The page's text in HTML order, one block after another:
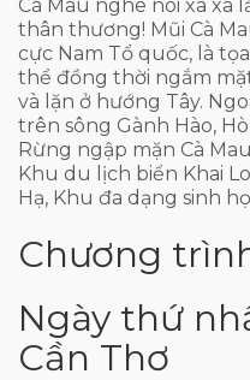
Cà Mau nghe nói xa xa
thân thương! Mũi Cà
cực Nam Tổ quốc, là
thể đồng thời ngắm
và lặn ở hướng Tây.
trên sông Gành Hào,
Rừng ngập mặn Cà
Khu du lịch biển Khai
Hạ, Khu đa dạng sinh
Chương
Ngày thứ
Cần Thơ